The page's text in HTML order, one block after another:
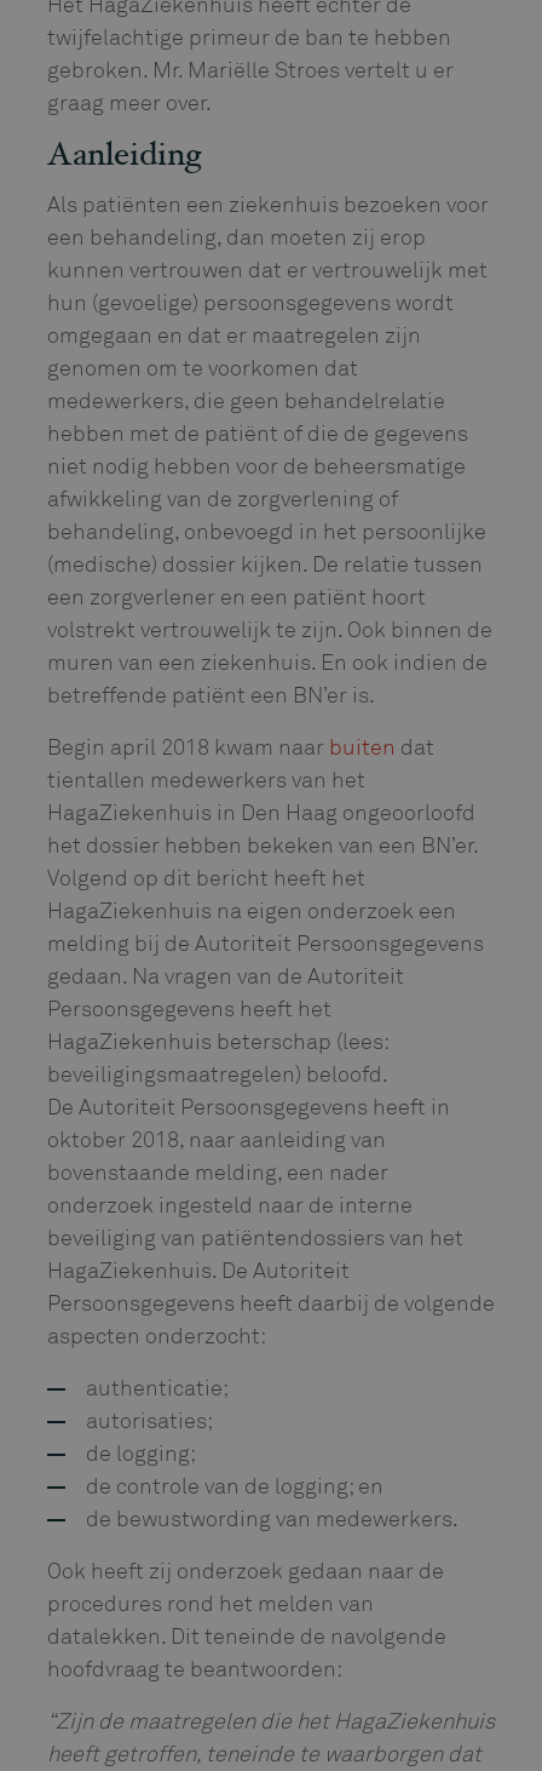
twijfelachtige primeur de ban te hebben
gebroken. Mr. Mariëlle Stroes vertelt u er
graag meer over.
Aanleiding
Als patiënten een ziekenhuis bezoeken voor
een behandeling, dan moeten zij erop
kunnen vertrouwen dat er vertrouwelijk met
hun (gevoelige) persoonsgegevens wordt
omgegaan en dat er maatregelen zijn
genomen om te voorkomen dat
medewerkers, die geen behandelrelatie
hebben met de patiënt of die de gegevens
niet nodig hebben voor de beheersmatige
afwikkeling van de zorgverlening of
behandeling, onbevoegd in het persoonlijke
(medische) dossier kijken. De relatie tussen
een zorgverlener en een patiënt hoort
volstrekt vertrouwelijk te zijn. Ook binnen de
muren van een ziekenhuis. En ook indien de
betreffende patiënt een BN’er is.
Begin april 2018 kwam naar buiten dat
tientallen medewerkers van het
HagaZiekenhuis in Den Haag ongeoorloofd
het dossier hebben bekeken van een BN’er.
Volgend op dit bericht heeft het
HagaZiekenhuis na eigen onderzoek een
melding bij de Autoriteit Persoonsgegevens
gedaan. Na vragen van de Autoriteit
Persoonsgegevens heeft het
HagaZiekenhuis beterschap (lees:
beveiligingsmaatregelen) beloofd.
De Autoriteit Persoonsgegevens heeft in
oktober 2018, naar aanleiding van
bovenstaande melding, een nader
onderzoek ingesteld naar de interne
beveiliging van patiëntendossiers van het
HagaZiekenhuis. De Autoriteit
Persoonsgegevens heeft daarbij de volgende
aspecten onderzocht:
authenticatie;
autorisaties;
de logging;
de controle van de logging; en
de bewustwording van medewerkers.
Ook heeft zij onderzoek gedaan naar de
procedures rond het melden van
datalekken. Dit teneinde de navolgende
hoofdvraag te beantwoorden:
“Zijn de maatregelen die het HagaZiekenhuis
heeft getroffen, teneinde te waarborgen dat